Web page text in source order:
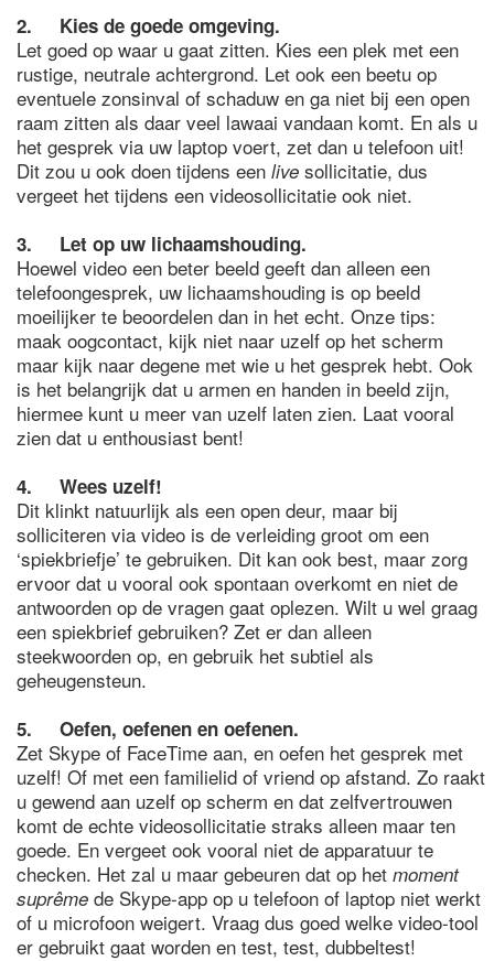
2. Kies de goede omgeving.
Let goed op waar u gaat zitten. Kies een plek met een
rustige, neutrale achtergrond. Let ook een beetu op
eventuele zonsinval of schaduw en ga niet bij een open
raam zitten als daar veel lawaai vandaan komt. En als u
het gesprek via uw laptop voert, zet dan u telefoon uit!
Dit zou u ook doen tijdens een live sollicitatie, dus
vergeet het tijdens een videosollicitatie ook niet.
3. Let op uw lichaamshouding.
Hoewel video een beter beeld geeft dan alleen een
telefoongesprek, uw lichaamshouding is op beeld
moeilijker te beoordelen dan in het echt. Onze tips:
maak oogcontact, kijk niet naar uzelf op het scherm
maar kijk naar degene met wie u het gesprek hebt. Ook
is het belangrijk dat u armen en handen in beeld zijn,
hiermee kunt u meer van uzelf laten zien. Laat vooral
zien dat u enthousiast bent!
4. Wees uzelf!
Dit klinkt natuurlijk als een open deur, maar bij
solliciteren via video is de verleiding groot om een
‘spiekbriefje’ te gebruiken. Dit kan ook best, maar zorg
ervoor dat u vooral ook spontaan overkomt en niet de
antwoorden op de vragen gaat oplezen. Wilt u wel graag
een spiekbrief gebruiken? Zet er dan alleen
steekwoorden op, en gebruik het subtiel als
geheugensteun.
5. Oefen, oefenen en oefenen.
Zet Skype of FaceTime aan, en oefen het gesprek met
uzelf! Of met een familielid of vriend op afstand. Zo raakt
u gewend aan uzelf op scherm en dat zelfvertrouwen
komt de echte videosollicitatie straks alleen maar ten
goede. En vergeet ook vooral niet de apparatuur te
checken. Het zal u maar gebeuren dat op het moment
suprême de Skype-app op u telefoon of laptop niet werkt
of u microfoon weigert. Vraag dus goed welke video-tool
er gebruikt gaat worden en test, test, dubbeltest!